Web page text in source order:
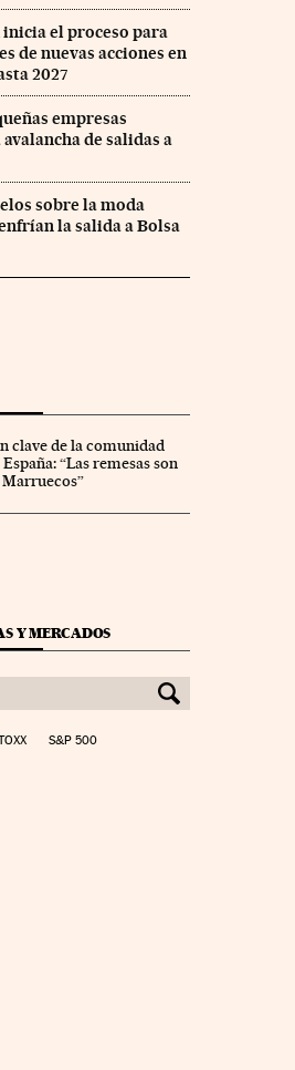
inicia el proceso para
de nuevas acciones en
2027
empresas
de salidas a
sobre la moda
la salida a Bolsa
clave de la comunidad
“Las remesas son
Y MERCADOS
S&P 500